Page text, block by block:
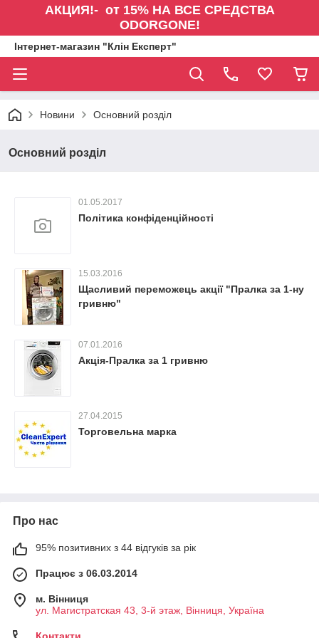
АКЦИЯ!- от 15% НА ВСЕ СРЕДСТВА
ODORGONE!
Інтернет-магазин "Клін Експерт"
Новини Основний розділ
Основний розділ
01.05.2017
Політика конфіденційності
15.03.2016
Щасливий переможець акції "Пралка за 1-ну
гривню"
07.01.2016
Акція-Пралка за 1 гривню
27.04.2015
Торговельна марка
Про нас
95% позитивних з 44 відгуків за рік
Працює з 06.03.2014
м. Вінниця
ул. Магистратская 43, 3-й этаж, Вінниця, Україна